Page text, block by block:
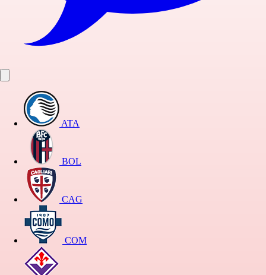
ATA
BOL
CAG
COM